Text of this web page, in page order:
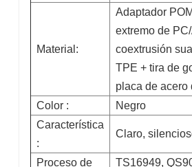
Material:
Adaptador
extremo de
coextrusión
TPE + tira de
placa de acero
Color :
Negro
Característica
:
Claro,
Proceso de
TS16949,